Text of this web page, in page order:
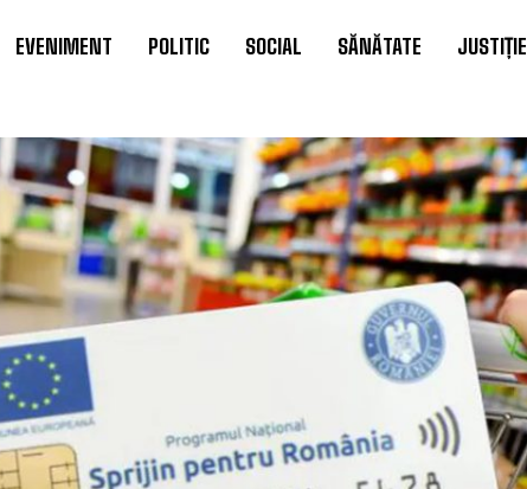
EVENIMENT POLITIC SOCIAL SĂNĂTATE JUSTIȚIE